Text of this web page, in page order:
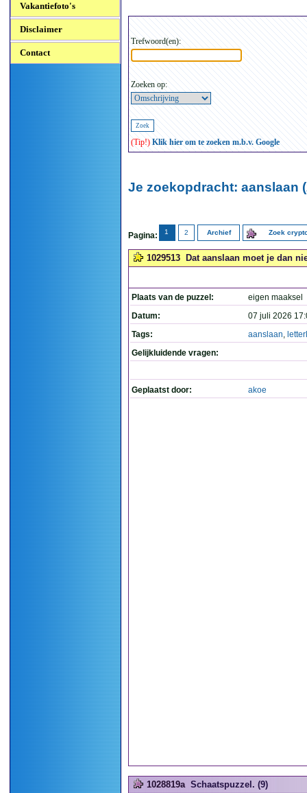
Vakantiefoto's
Disclaimer
Contact
Trefwoord(en):
Zoeken op:
(Tip!) Klik hier om te zoeken m.b.v. Google
Je zoekopdracht: aanslaan
Pagina: 1 2 Archief Zoek
1029513 Dat aanslaan moet je dan
Plaats van de puzzel:
eigen maaksel
Datum:
07 juli 2026
Tags:
aanslaan,
Gelijkluidende vragen:
Geplaatst door: akoe
1028819a Schaatspuzzel. (9)